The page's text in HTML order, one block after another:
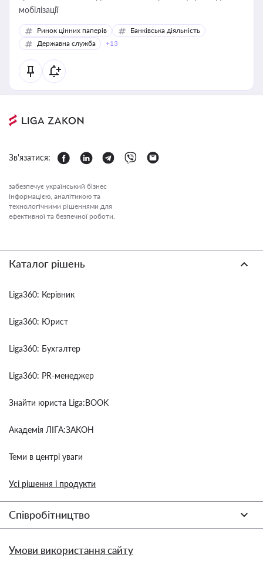
мобілізації
Ринок цінних паперів
Банківська діяльність
Державна служба
+13
Зв'язатися:
забезпечує український бізнес
інформацією, аналітикою та
технологічними рішеннями для
ефективної та безпечної роботи.
Каталог рішень
Liga360: Керівник
Liga360: Юрист
Liga360: Бухгалтер
Liga360: PR-менеджер
Знайти юриста Liga:BOOK
Академія ЛІГА:ЗАКОН
Теми в центрі уваги
Усі рішення і продукти
Співробітництво
Умови використання сайту